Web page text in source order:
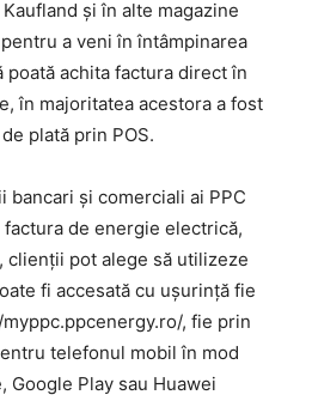
și în alte magazine
a veni în întâmpinarea
achita factura direct în
în majoritatea acestora a fost
plată prin POS.
și comerciali ai PPC
de energie electrică,
clienții pot alege să utilizeze
fi accesată cu ușurință fie
, fie prin
telefonul mobil în mod
Google Play sau Huawei